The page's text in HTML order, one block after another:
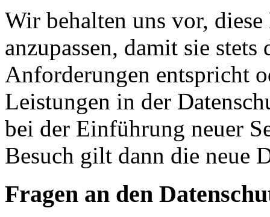
Wir behalten uns vor,
anzupassen, damit sie
Anforderungen entspricht
Leistungen in der
bei der Einführung neuer
Besuch gilt dann die neue
Fragen an den